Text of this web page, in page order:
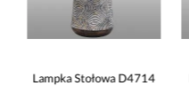
Lampka Stołowa D4714